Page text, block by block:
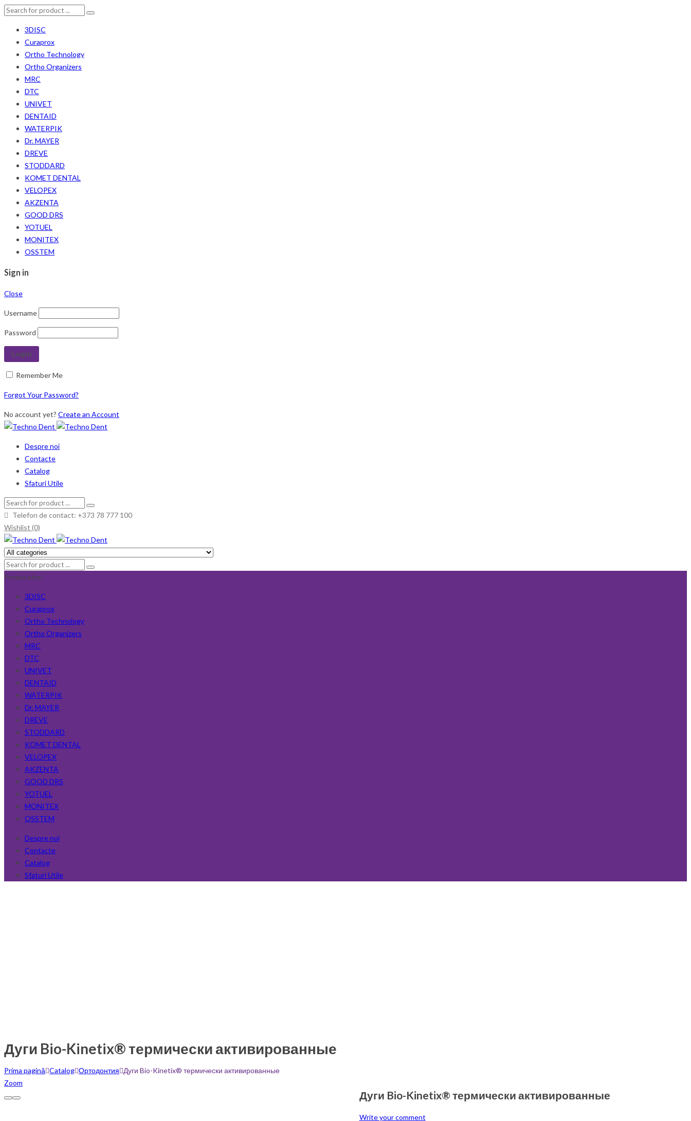
3DISC
Curaprox
Ortho Technology
Ortho Organizers
MRC
DTC
UNIVET
DENTAID
WATERPIK
Dr. MAYER
DREVE
STODDARD
KOMET DENTAL
VELOPEX
AKZENTA
GOOD DRS
YOTUEL
MONITEX
OSSTEM
Sign in
Close
Username
Password
Remember Me
Forgot Your Password?
No account yet? Create an Account
Despre noi
Contacte
Catalog
Sfaturi Utile
Telefon de contact: +373 78 777 100
Wishlist (0)
Producători
3DISC
Curaprox
Ortho Technology
Ortho Organizers
MRC
DTC
UNIVET
DENTAID
WATERPIK
Dr. MAYER
DREVE
STODDARD
KOMET DENTAL
VELOPEX
AKZENTA
GOOD DRS
YOTUEL
MONITEX
OSSTEM
Despre noi
Contacte
Catalog
Sfaturi Utile
Дуги Bio-Kinetix® термически активированные
Prima pagină Catalog Ортодонтия Дуги Bio-Kinetix® термически активированные
Zoom
Дуги Bio-Kinetix® термически активированные
Write your comment